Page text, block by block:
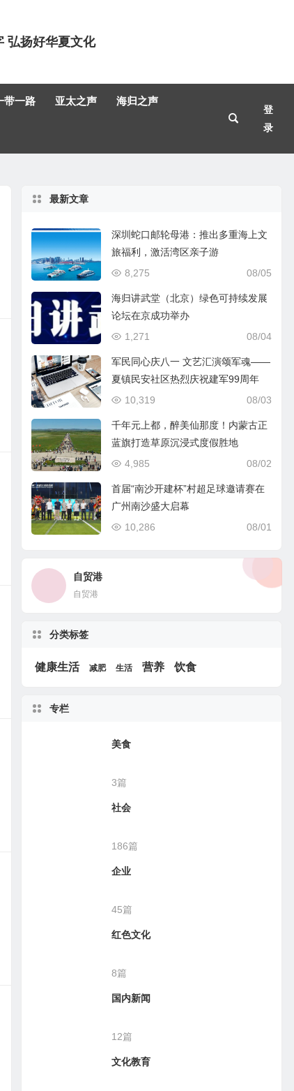
弘扬好华夏文化
带一路 亚太之声 海归之声
登
录
最新文章
深圳蛇口邮轮母港：推出多重海上文
旅福利，激活湾区亲子游
08/05
8,275
海归讲武堂（北京）绿色可持续发展
论坛在京成功举办
08/04
1,271
军民同心庆八一 文艺汇演颂军魂——
夏镇民安社区热烈庆祝建军99周年
08/03
10,319
千年元上都，醉美仙那度！内蒙古正
蓝旗打造草原沉浸式度假胜地
08/02
4,985
首届“南沙开建杯”村超足球邀请赛在
广州南沙盛大启幕
08/01
10,286
自贸港
自贸港
分类标签
健康生活 减肥 生活 营养 饮食
专栏
美食
3篇
社会
186篇
企业
45篇
红色文化
8篇
国内新闻
12篇
文化教育